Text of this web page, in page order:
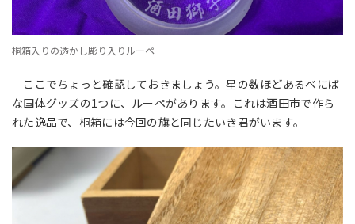
桐箱入りの透かし彫り入りルーペ
ここでちょっと確認しておきましょう。星の数ほどあるべにば
な国体グッズの1つに、ルーペがあります。これは酒田市で作ら
れた逸品で、桐箱には今回の旗と同じたいき君がいます。